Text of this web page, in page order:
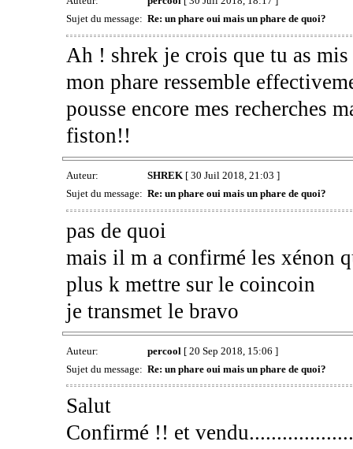
Sujet du message: Re: un phare oui mais un phare de quoi?
Ah ! shrek je crois que tu as
mon phare ressemble
pousse encore mes recherches
fiston!!
Auteur: SHREK[ 30 Juil 2018, 21:03 ]
Sujet du message: Re: un phare oui mais un phare de quoi?
pas de quoi
mais il m a confirmé les xénon
plus k mettre sur le coincoin
je transmet le bravo
Auteur: percool [ 20 Sep 2018, 15:06 ]
Sujet du message: Re: un phare oui mais un phare de quoi?
Salut
Confirmé !! et